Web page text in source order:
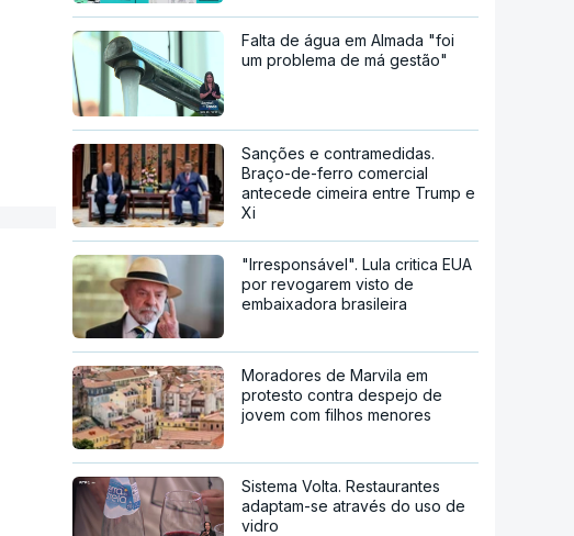
Falta de água em Almada "foi
um problema de má gestão"
Sanções e contramedidas.
Braço-de-ferro comercial
antecede cimeira entre Trump e
Xi
"Irresponsável". Lula critica EUA
por revogarem visto de
embaixadora brasileira
Moradores de Marvila em
protesto contra despejo de
jovem com filhos menores
Sistema Volta. Restaurantes
adaptam-se através do uso de
vidro